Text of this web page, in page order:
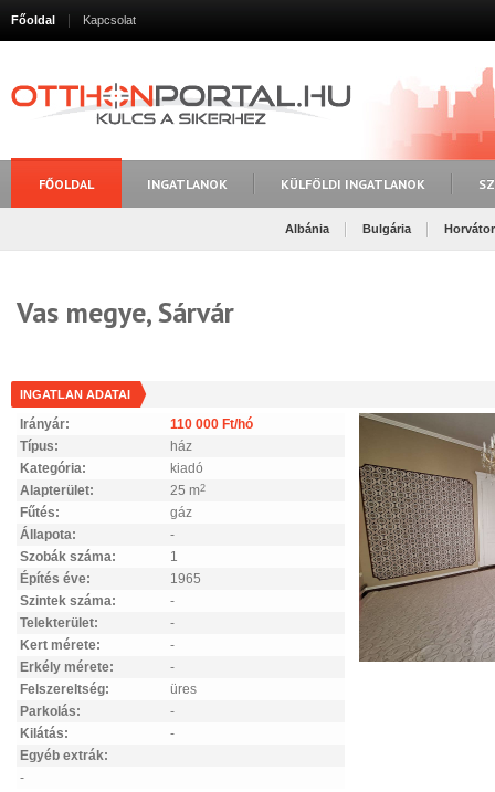
Főoldal Kapcsolat
FŐOLDAL INGATLANOK KÜLFÖLDI INGATLANOK
Albánia Bulgária
Vas megye, Sárvár
INGATLAN ADATAI
Irányár:
110 000 Ft/hó
Típus:
ház
Kategória:
kiadó
Alapterület:
25 m2
Fűtés:
gáz
Állapota:
-
Szobák száma:
1
Építés éve:
1965
Szintek száma:
-
Telekterület:
-
Kert mérete:
-
Erkély mérete:
-
Felszereltség:
üres
Parkolás:
-
Kilátás:
-
Egyéb extrák:
-